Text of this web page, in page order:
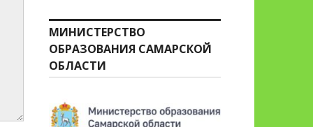
МИНИСТЕРСТВО
ОБРАЗОВАНИЯ САМАРСКОЙ
ОБЛАСТИ